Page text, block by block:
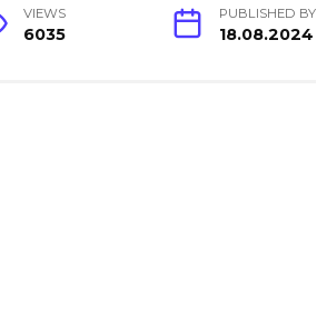
VIEWS
6035
PUBLISHED BY
18.08.2024